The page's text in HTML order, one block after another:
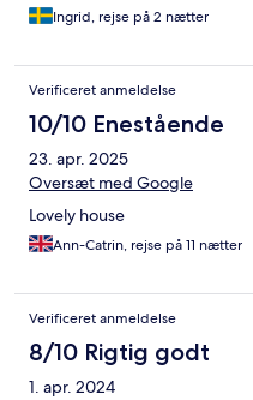
Ingrid, rejse på 2 nætter
Verificeret anmeldelse
10/10 Enestående
23. apr. 2025
Oversæt med Google
Lovely house
Ann-Catrin, rejse på 11 nætter
Verificeret anmeldelse
8/10 Rigtig godt
1. apr. 2024